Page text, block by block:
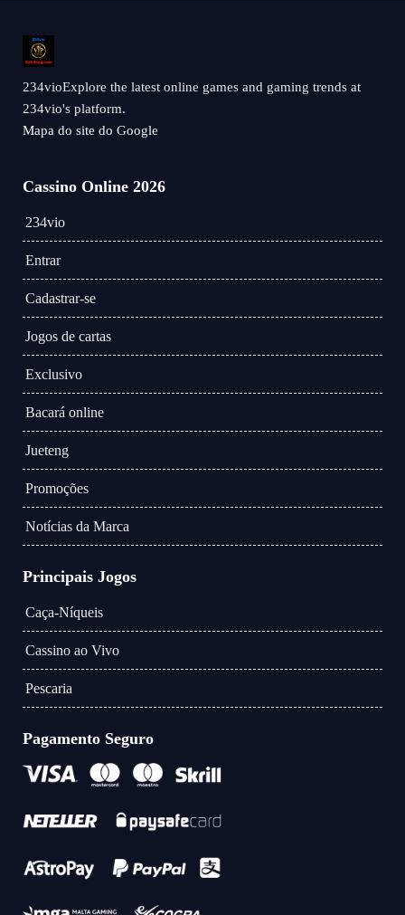
234vioExplore the latest online games and gaming trends at
234vio's platform.
Mapa do site do Google
Cassino Online 2026
234vio
Entrar
Cadastrar-se
Jogos de cartas
Exclusivo
Bacará online
Jueteng
Promoções
Notícias da Marca
Principais Jogos
Caça-Níqueis
Cassino ao Vivo
Pescaria
Pagamento Seguro